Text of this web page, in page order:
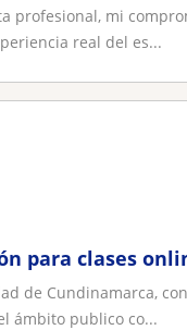
profesional, mi
real del es...
para clases
de Cundinamarca,
ámbito publico co...